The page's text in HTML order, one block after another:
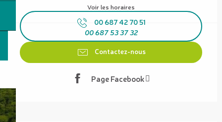
Voir les horaires
00 687 42 70 51
00 687 53 37 32
Contactez-nous
Page Facebook